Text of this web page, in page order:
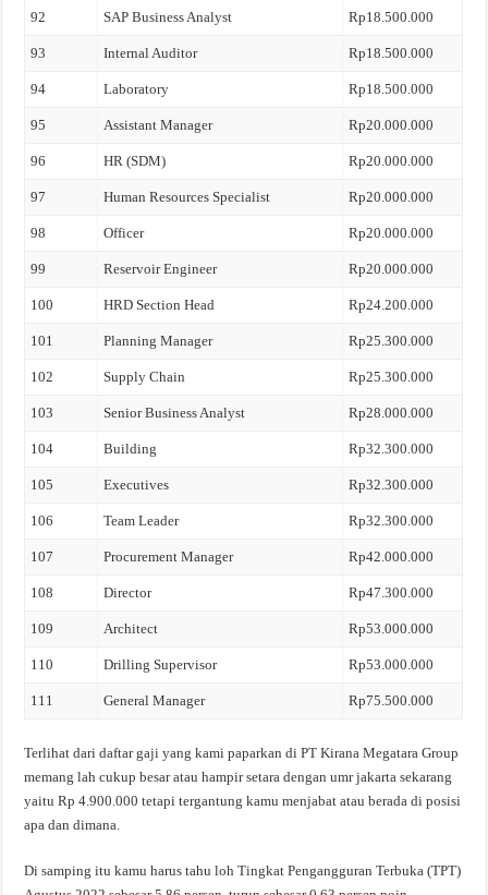
92 SAP Business Analyst Rp18.500.000
93 Internal Auditor Rp18.500.000
94 Laboratory Rp18.500.000
95 Assistant Manager Rp20.000.000
96 HR (SDM) Rp20.000.000
97 Human Resources Specialist Rp20.000.000
98 Officer Rp20.000.000
99 Reservoir Engineer Rp20.000.000
100 HRD Section Head Rp24.200.000
101 Planning Manager Rp25.300.000
102 Supply Chain Rp25.300.000
103 Senior Business Analyst Rp28.000.000
104 Building Rp32.300.000
105 Executives Rp32.300.000
106 Team Leader Rp32.300.000
107 Procurement Manager Rp42.000.000
108 Director Rp47.300.000
109 Architect Rp53.000.000
110 Drilling Supervisor Rp53.000.000
111 General Manager Rp75.500.000
Terlihat dari daftar gaji yang kami paparkan di PT Kirana Megatara Group
memang lah cukup besar atau hampir setara dengan umr jakarta sekarang
yaitu Rp 4.900.000 tetapi tergantung kamu menjabat atau berada di posisi
apa dan dimana.
Di samping itu kamu harus tahu loh Tingkat Pengangguran Terbuka (TPT)